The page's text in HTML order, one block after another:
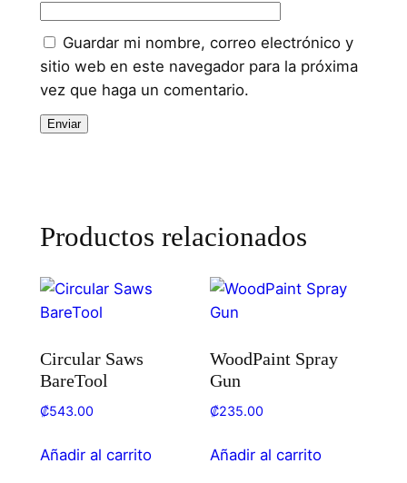
Guardar mi nombre, correo electrónico y
sitio web en este navegador para la próxima
vez que haga un comentario.
Productos relacionados
Circular Saws
BareTool
₡543.00
Añadir al carrito
WoodPaint Spray
Gun
₡235.00
Añadir al carrito